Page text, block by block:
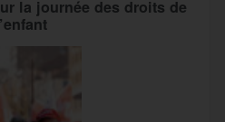
la journée des droits de